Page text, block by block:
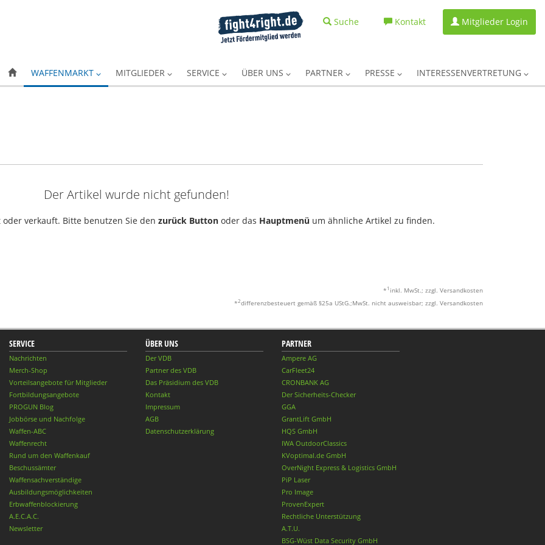
Suche Kontakt Mitglieder Login
WAFFENMARKT MITGLIEDER SERVICE ÜBER UNS PARTNER PRESSE INTERESSENVERTRETUNG
Der Artikel wurde nicht gefunden!
verkauft. Bitte benutzen Sie den zurück Button oder das Hauptmenü um ähnliche Artikel zu finden.
* 1 inkl. MwSt.; zzgl. Versandkosten
*2differenzbesteuert gemäß §25a UStG.;MwSt. nicht ausweisbar; zzgl. Versandkosten
SERVICE
Nachrichten
Merch-Shop
Vorteilsangebote für Mitglieder
Fortbildungsangebote
PROGUN Blog
Jobbörse und Nachfolge
Waffen-ABC
Waffenrecht
Rund um den Waffenkauf
Beschussämter
Waffensachverständige
Ausbildungsmöglichkeiten
Erbwaffenblockierung
A.E.C.A.C.
Newsletter
ÜBER UNS
Der VDB
Partner des VDB
Das Präsidium des VDB
Kontakt
Impressum
AGB
Datenschutzerklärung
PARTNER
Ampere AG
CarFleet24
CRONBANK AG
Der Sicherheits-Checker
GGA
GrantLift GmbH
HQS GmbH
IWA OutdoorClassics
KVoptimal.de GmbH
OverNight Express & Logistics GmbH
PiP Laser
Pro Image
ProvenExpert
Rechtliche Unterstützung
A.T.U.
BSG-Wüst Data Security GmbH